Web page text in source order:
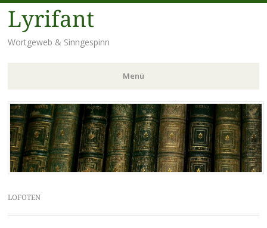
Lyrifant
Wortgeweb & Sinngespinn
Menü
Zum
Inhalt
springen
LOFOTEN